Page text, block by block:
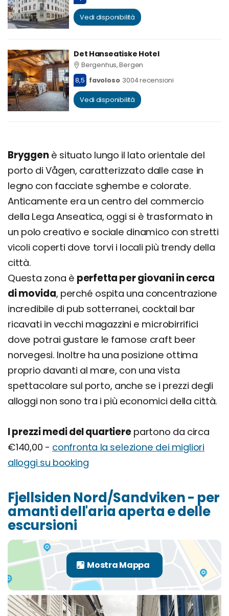
Vedi disponibilità
Det Hanseatiske Hotel
Bergenhus, Bergen
8,5 favoloso 3004 recensioni
Vedi disponibilità
Bryggenè situato lungo il lato orientale del
porto di Vågen, caratterizzato dalle case in
legno con facciate sghembe e colorate.
Anticamente era un centro del commercio
della Lega Anseatica, oggi si è trasformato in
un polo creativo e sociale dinamico con stretti
vicoli coperti dove torvi i locali più trendy della
città.
Questa zona è perfetta per giovani in cerca
di movida, perché ospita una concentrazione
incredibile di pub sotterranei, cocktail bar
ricavati in vecchi magazzini e microbirrifici
dove potrai gustare le famose craft beer
norvegesi. Inoltre ha una posizione ottima
proprio davanti al mare, con una vista
spettacolare sul porto, anche se i prezzi degli
alloggi non sono tra i più economici della città.
I prezzi medi del quartierepartono da circa
€140,00 - confronta la selezione dei migliori
alloggi su booking
Fjellsiden Nord/Sandviken - per
amanti dell'aria aperta e delle
escursioni